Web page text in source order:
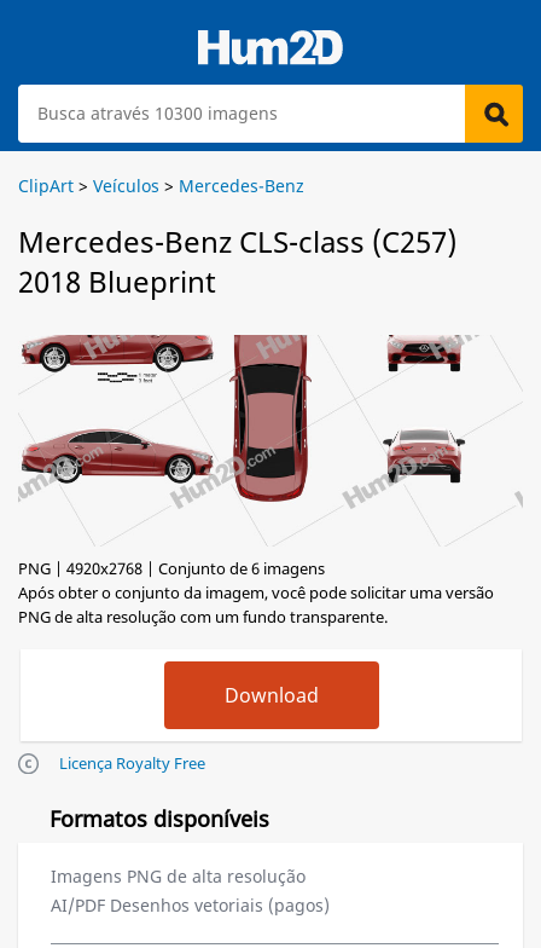
ClipArt > Veículos > Mercedes-Benz
Mercedes-Benz CLS-class (C257)
2018 Blueprint
PNG | 4920x2768 | Conjunto de 6 imagens
Após obter o conjunto da imagem, você pode solicitar uma versão
PNG de alta resolução com um fundo transparente.
Licença Royalty Free
Formatos disponíveis
Imagens PNG de alta resolução
AI/PDF Desenhos vetoriais (pagos)